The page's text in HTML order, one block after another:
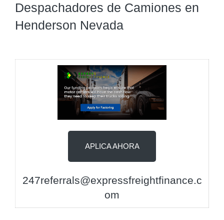
Despachadores de Camiones en
Henderson Nevada
APLICA AHORA
247referrals@expressfreightfinance.c
om